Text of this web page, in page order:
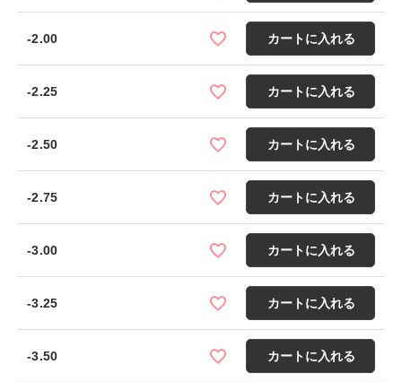
-2.00 カートに入れる
-2.25 カートに入れる
-2.50 カートに入れる
-2.75 カートに入れる
-3.00 カートに入れる
-3.25 カートに入れる
-3.50 カートに入れる